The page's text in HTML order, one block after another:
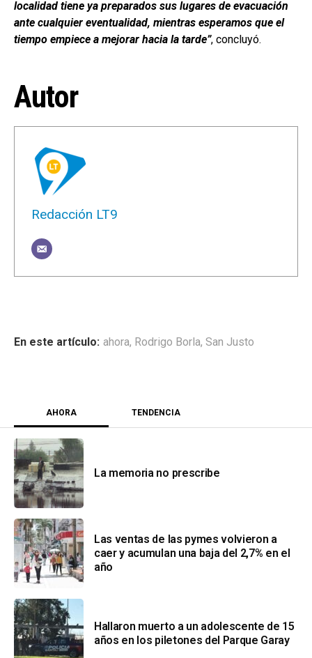
localidad tiene ya preparados sus lugares de evacuación
ante cualquier eventualidad, mientras esperamos que el
tiempo empiece a mejorar hacia la tarde”, concluyó.
Autor
Redacción LT9
ahora, Rodrigo Borla, San Justo
AHORA TENDENCIA
La memoria no prescribe
Las ventas de las pymes volvieron a
caer y acumulan una baja del 2,7% en el
año
Hallaron muerto a un adolescente de 15
años en los piletones del Parque Garay